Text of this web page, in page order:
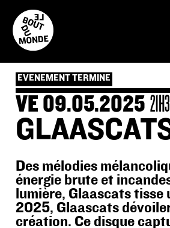
content
EVENEMENT TERMINE
VE 09.05.2025
Des mélodies
énergie brute et
lumière, Glaascats tisse
2025, Glaascats
création. Ce disque